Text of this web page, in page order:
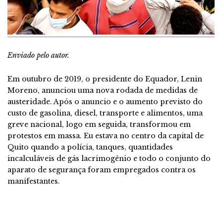
Enviado pelo autor.
Em outubro de 2019, o presidente do Equador, Lenin
Moreno, anunciou uma nova rodada de medidas de
austeridade. Após o anuncio e o aumento previsto do
custo de gasolina, diesel, transporte e alimentos, uma
greve nacional, logo em seguida, transformou em
protestos em massa. Eu estava no centro da capital de
Quito quando a polícia, tanques, quantidades
incalculáveis de gás lacrimogênio e todo o conjunto do
aparato de segurança foram empregados contra os
manifestantes.